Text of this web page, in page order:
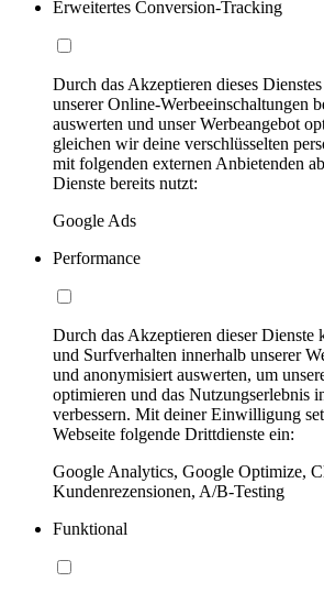
Erweitertes Conversion-Tracking
Durch das Akzeptieren dieses
unserer Online-Werbeeinschaltungen
auswerten und unser Werbeangebot
gleichen wir deine verschlüsselten
mit folgenden externen Anbietenden
Dienste bereits nutzt:
Google Ads
Performance
Durch das Akzeptieren dieser
und Surfverhalten innerhalb unserer
und anonymisiert auswerten, um
optimieren und das Nutzungserlebnis
verbessern. Mit deiner Einwilligung
Webseite folgende Drittdienste ein:
Google Analytics, Google Optimize,
Kundenrezensionen, A/B-Testing
Funktional